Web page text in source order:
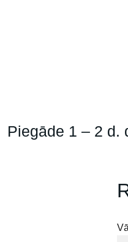
Piegāde 1 – 2 d.